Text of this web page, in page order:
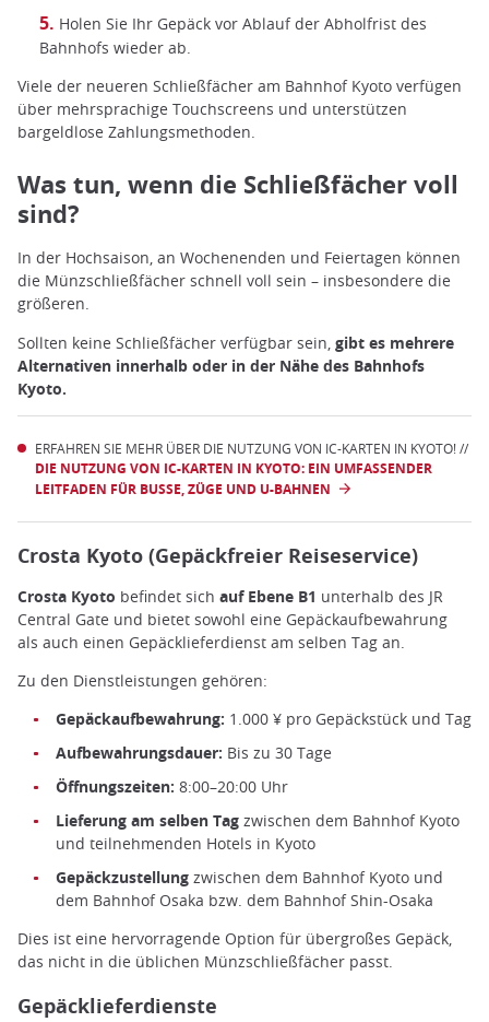
Holen Sie Ihr Gepäck vor Ablauf der Abholfrist des
Bahnhofs wieder ab.
Viele der neueren Schließfächer am Bahnhof Kyoto verfügen
über mehrsprachige Touchscreens und unterstützen
bargeldlose Zahlungsmethoden.
Was tun, wenn die Schließfächer voll
sind?
In der Hochsaison, an Wochenenden und Feiertagen können
die Münzschließfächer schnell voll sein – insbesondere die
größeren.
Sollten keine Schließfächer verfügbar sein, gibt es mehrere
Alternativen innerhalb oder in der Nähe des Bahnhofs
Kyoto.
ERFAHREN SIE MEHR ÜBER DIE NUTZUNG VON IC-KARTEN IN KYOTO! //
DIE NUTZUNG VON IC-KARTEN IN KYOTO: EIN UMFASSENDER
LEITFADEN FÜR BUSSE, ZÜGE UND U-BAHNEN
Crosta Kyoto (Gepäckfreier Reiseservice)
Crosta Kyoto befindet sich auf Ebene B1 unterhalb des JR
Central Gate und bietet sowohl eine Gepäckaufbewahrung
als auch einen Gepäcklieferdienst am selben Tag an.
Zu den Dienstleistungen gehören:
Gepäckaufbewahrung: 1.000 ¥ pro Gepäckstück und Tag
Aufbewahrungsdauer: Bis zu 30 Tage
Öffnungszeiten: 8:00–20:00 Uhr
Lieferung am selben Tag zwischen dem Bahnhof Kyoto
und teilnehmenden Hotels in Kyoto
Gepäckzustellung zwischen dem Bahnhof Kyoto und
dem Bahnhof Osaka bzw. dem Bahnhof Shin-Osaka
Dies ist eine hervorragende Option für übergroßes Gepäck,
das nicht in die üblichen Münzschließfächer passt.
Gepäcklieferdienste